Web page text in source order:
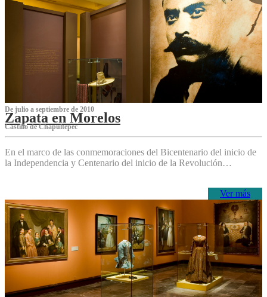
De julio a septiembre de 2010
Zapata en Morelos
Castillo de Chapultepec
En el marco de las conmemoraciones del Bicentenario del inicio de
la Independencia y Centenario del inicio de la Revolución…
Ver más